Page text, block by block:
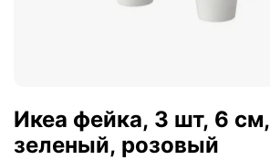
Икеа фейка, 3 шт, 6 см,
зеленый, розовый